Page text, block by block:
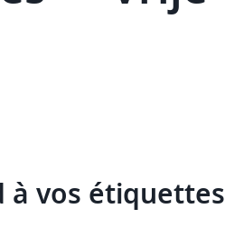
à vos étiquettes